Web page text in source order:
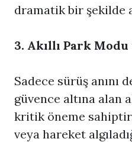
dramatik bir şekilde
3. Akıllı Park
Sadece sürüş anını
güvence altına alan
kritik öneme
veya hareket